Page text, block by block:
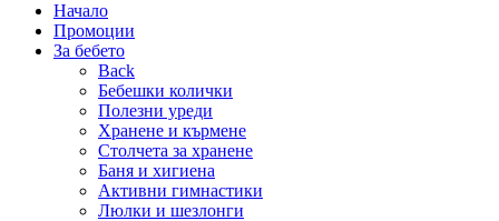
Начало
Промоции
За бебето
Back
Бебешки колички
Полезни уреди
Хранене и кърмене
Столчета за хранене
Баня и хигиена
Активни гимнастики
Люлки и шезлонги